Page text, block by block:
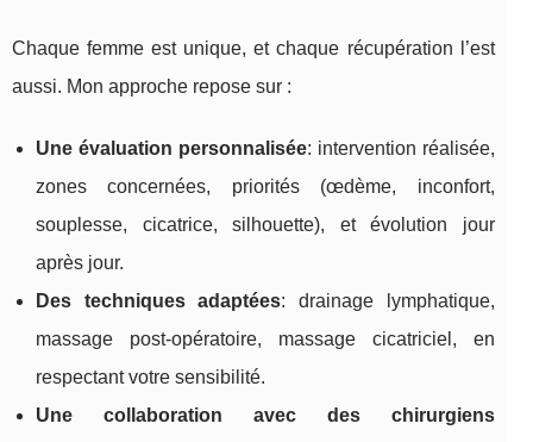
Chaque femme est unique, et chaque récupération l’est
aussi. Mon approche repose sur :
Une évaluation personnalisée: intervention réalisée,
zones concernées, priorités (œdème, inconfort,
souplesse, cicatrice, silhouette), et évolution jour
après jour.
Des techniques adaptées: drainage lymphatique,
massage post-opératoire, massage cicatriciel, en
respectant votre sensibilité.
Une collaboration avec des chirurgiens